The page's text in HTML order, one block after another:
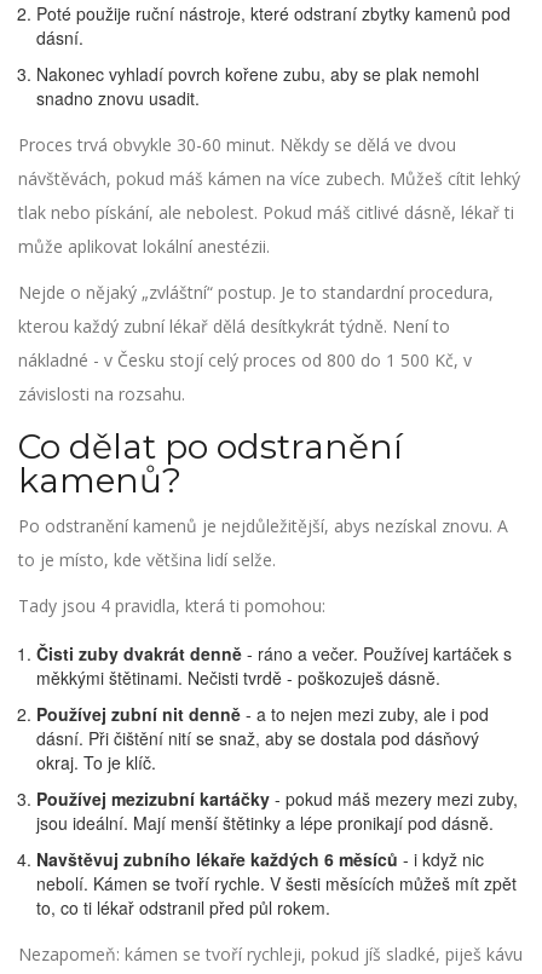
Poté použije ruční nástroje, které odstraní zbytky kamenů pod
dásní.
Nakonec vyhladí povrch kořene zubu, aby se plak nemohl
snadno znovu usadit.
Proces trvá obvykle 30-60 minut. Někdy se dělá ve dvou
návštěvách, pokud máš kámen na více zubech. Můžeš cítit lehký
tlak nebo pískání, ale nebolest. Pokud máš citlivé dásně, lékař ti
může aplikovat lokální anestézii.
Nejde o nějaký „zvláštní“ postup. Je to standardní procedura,
kterou každý zubní lékař dělá desítkykrát týdně. Není to
nákladné - v Česku stojí celý proces od 800 do 1 500 Kč, v
závislosti na rozsahu.
Co dělat po odstranění
kamenů?
Po odstranění kamenů je nejdůležitější, abys nezískal znovu. A
to je místo, kde většina lidí selže.
Tady jsou 4 pravidla, která ti pomohou:
Čisti zuby dvakrát denně - ráno a večer. Používej kartáček s
měkkými štětinami. Nečisti tvrdě - poškozuješ dásně.
Používej zubní nit denně - a to nejen mezi zuby, ale i pod
dásní. Při čištění nití se snaž, aby se dostala pod dásňový
okraj. To je klíč.
Používej mezizubní kartáčky - pokud máš mezery mezi zuby,
jsou ideální. Mají menší štětinky a lépe pronikají pod dásně.
Navštěvuj zubního lékaře každých 6 měsíců - i když nic
nebolí. Kámen se tvoří rychle. V šesti měsících můžeš mít zpět
to, co ti lékař odstranil před půl rokem.
Nezapomeň: kámen se tvoří rychleji, pokud jíš sladké, piješ kávu